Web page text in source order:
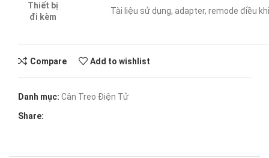
Thiết bị
đi kèm
Tài liệu sử dụng, adapter, remode điều
Compare Add to wishlist
Danh mục: Cân Treo Điện Tử
Share: